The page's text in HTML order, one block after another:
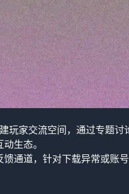
玩家交流空间，通过专题
生态。
通道，针对下载异常或账